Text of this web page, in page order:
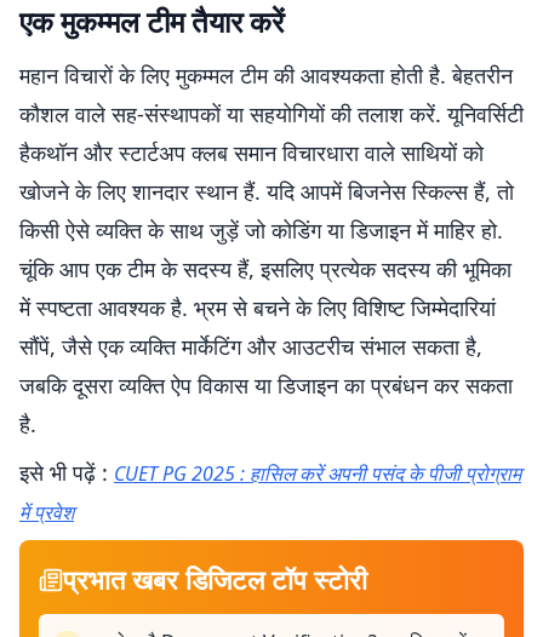
एक मुकम्मल टीम तैयार करें
महान विचारों के लिए मुकम्मल टीम की आवश्यकता होती है. बेहतरीन
कौशल वाले सह-संस्थापकों या सहयोगियों की तलाश करें. यूनिवर्सिटी
हैकथॉन और स्टार्टअप क्लब समान विचारधारा वाले साथियों को
खोजने के लिए शानदार स्थान हैं. यदि आपमें बिजनेस स्किल्स हैं, तो
किसी ऐसे व्यक्ति के साथ जुड़ें जो कोडिंग या डिजाइन में माहिर हो.
चूंकि आप एक टीम के सदस्य हैं, इसलिए प्रत्येक सदस्य की भूमिका
में स्पष्टता आवश्यक है. भ्रम से बचने के लिए विशिष्ट जिम्मेदारियां
सौंपें, जैसे एक व्यक्ति मार्केटिंग और आउटरीच संभाल सकता है,
जबकि दूसरा व्यक्ति ऐप विकास या डिजाइन का प्रबंधन कर सकता
है.
इसे भी पढ़ें : CUET PG 2025 : हासिल करें अपनी पसंद के पीजी प्रोग्राम
में प्रवेश
प्रभात खबर डिजिटल टॉप स्टोरी